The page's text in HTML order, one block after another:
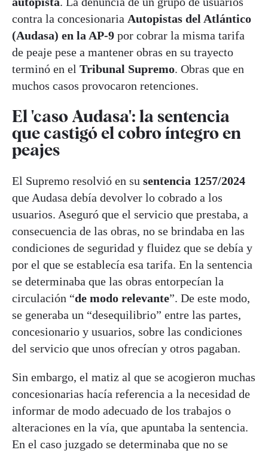
contra la concesionaria Autopistas del Atlántico
(Audasa) en la AP-9 por cobrar la misma tarifa
de peaje pese a mantener obras en su trayecto
terminó en el Tribunal Supremo. Obras que en
muchos casos provocaron retenciones.
El 'caso Audasa': la sentencia
que castigó el cobro íntegro en
peajes
El Supremo resolvió en su sentencia 1257/2024
que Audasa debía devolver lo cobrado a los
usuarios. Aseguró que el servicio que prestaba, a
consecuencia de las obras, no se brindaba en las
condiciones de seguridad y fluidez que se debía y
por el que se establecía esa tarifa. En la sentencia
se determinaba que las obras entorpecían la
circulación “de modo relevante”. De este modo,
se generaba un “desequilibrio” entre las partes,
concesionario y usuarios, sobre las condiciones
del servicio que unos ofrecían y otros pagaban.
Sin embargo, el matiz al que se acogieron muchas
concesionarias hacía referencia a la necesidad de
informar de modo adecuado de los trabajos o
alteraciones en la vía, que apuntaba la sentencia.
En el caso juzgado se determinaba que no se